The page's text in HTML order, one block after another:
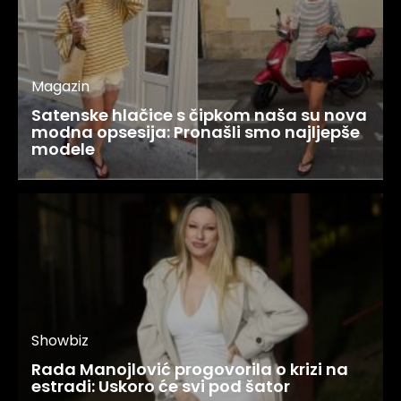
Magazin
Satenske hlačice s čipkom naša su nova
modna opsesija: Pronašli smo najljepše
modele
Showbiz
Rada Manojlović progovorila o krizi na
estradi: Uskoro će svi pod šator